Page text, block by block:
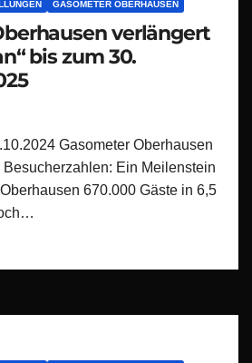
GASOMETER OBERHAUSEN
verlängert
bis zum 30.
Gasometer Oberhausen
Ein Meilenstein
670.000 Gäste in 6,5